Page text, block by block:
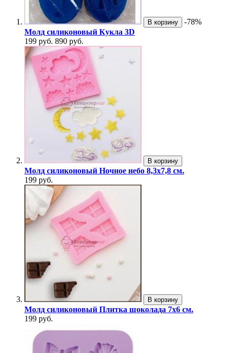
В корзину
-78%
Молд силиконовый Кукла 3D
199 руб. 890 руб.
В корзину
Молд силиконовый Ночное небо 8,3х7,8 см.
199 руб.
В корзину
Молд силиконовый Плитка шоколада 7х6 см.
199 руб.